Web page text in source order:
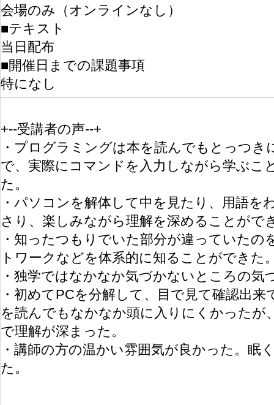
会場のみ（オンラインなし）
■テキスト
当日配布
■開催日までの課題事項
特になし
+--受講者の声--+
・プログラミングは本を読んでもとっつ
で、実際にコマンドを入力しながら学ぶこ
た。
・パソコンを解体して中を見たり、用語を
さり、楽しみながら理解を深めることがで
・知ったつもりでいた部分が違っていたの
トワークなどを体系的に知ることができた
・独学ではなかなか気づかないところの気
・初めてPCを分解して、目で見て確認出
を読んでもなかなか頭に入りにくかったが
で理解が深まった。
・講師の方の温かい雰囲気が良かった。眠
た。